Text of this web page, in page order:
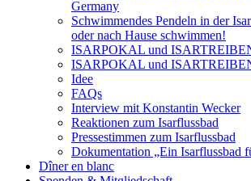
Germany
Schwimmendes Pendeln in der
oder nach Hause schwimmen!
ISARPOKAL und
ISARPOKAL und
Idee
FAQs
Interview mit Konstantin Wecker
Reaktionen zum Isarflussbad
Pressestimmen zum Isarflussbad
Dokumentation „Ein Isarflussbad
Dîner en blanc